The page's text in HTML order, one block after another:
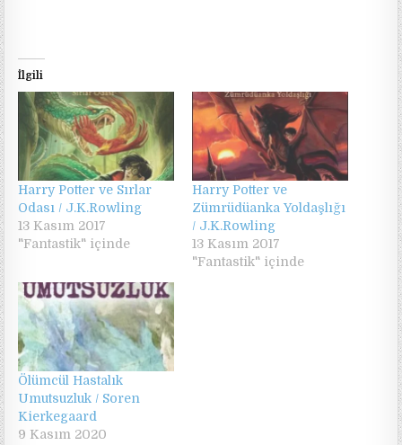
İlgili
Harry Potter ve Sırlar
Odası / J.K.Rowling
13 Kasım 2017
"Fantastik" içinde
Harry Potter ve
Zümrüdüanka Yoldaşlığı
/ J.K.Rowling
13 Kasım 2017
"Fantastik" içinde
Ölümcül Hastalık
Umutsuzluk / Soren
Kierkegaard
9 Kasım 2020